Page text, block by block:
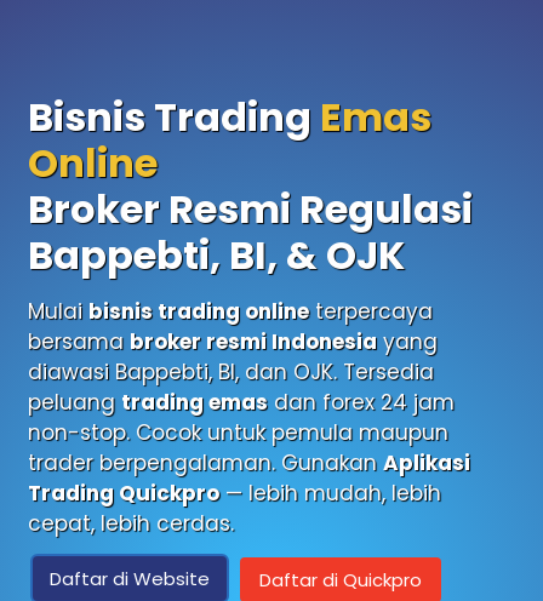
Bisnis Trading Emas
Online
Broker Resmi Regulasi
Bappebti, BI, & OJK
Mulai bisnis trading onlineterpercaya
bersama broker resmi Indonesia yang
diawasi Bappebti, BI, dan OJK. Tersedia
peluang trading emas dan forex 24 jam
non-stop. Cocok untuk pemula maupun
trader berpengalaman. Gunakan Aplikasi
Trading Quickpro— lebih mudah, lebih
cepat, lebih cerdas.
Daftar di Website Daftar di Quickpro